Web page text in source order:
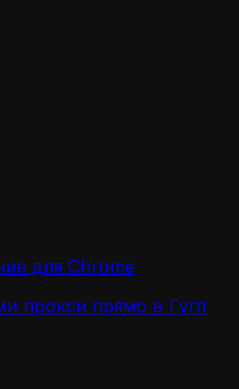
для Chrome
прокси прямо в Гугл